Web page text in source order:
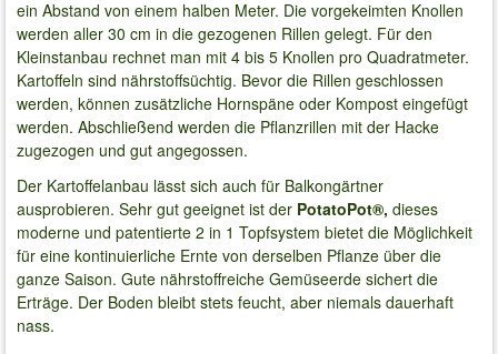
ein Abstand von einem halben Meter. Die vorgekeimten Knollen
werden aller 30 cm in die gezogenen Rillen gelegt. Für den
Kleinstanbau rechnet man mit 4 bis 5 Knollen pro Quadratmeter.
Kartoffeln sind nährstoffsüchtig. Bevor die Rillen geschlossen
werden, können zusätzliche Hornspäne oder Kompost eingefügt
werden. Abschließend werden die Pflanzrillen mit der Hacke
zugezogen und gut angegossen.
Der Kartoffelanbau lässt sich auch für Balkongärtner
ausprobieren. Sehr gut geeignet ist der PotatoPot®, dieses
moderne und patentierte 2 in 1 Topfsystem bietet die Möglichkeit
für eine kontinuierliche Ernte von derselben Pflanze über die
ganze Saison. Gute nährstoffreiche Gemüseerde sichert die
Erträge. Der Boden bleibt stets feucht, aber niemals dauerhaft
nass.